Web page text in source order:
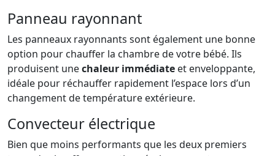
Panneau rayonnant
Les panneaux rayonnants sont également une bonne
option pour chauffer la chambre de votre bébé. Ils
produisent unechaleur immédiate et enveloppante,
idéale pour réchauffer rapidement l’espace lors d’un
changement de température extérieure.
Convecteur électrique
Bien que moins performants que les deux premiers